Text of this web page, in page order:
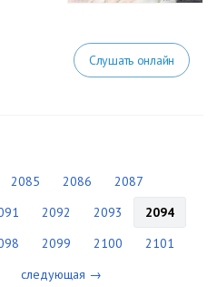
Слушать онлайн
2085 2086
2087
2092 2093
2094
2099 2100
2101
следующая →